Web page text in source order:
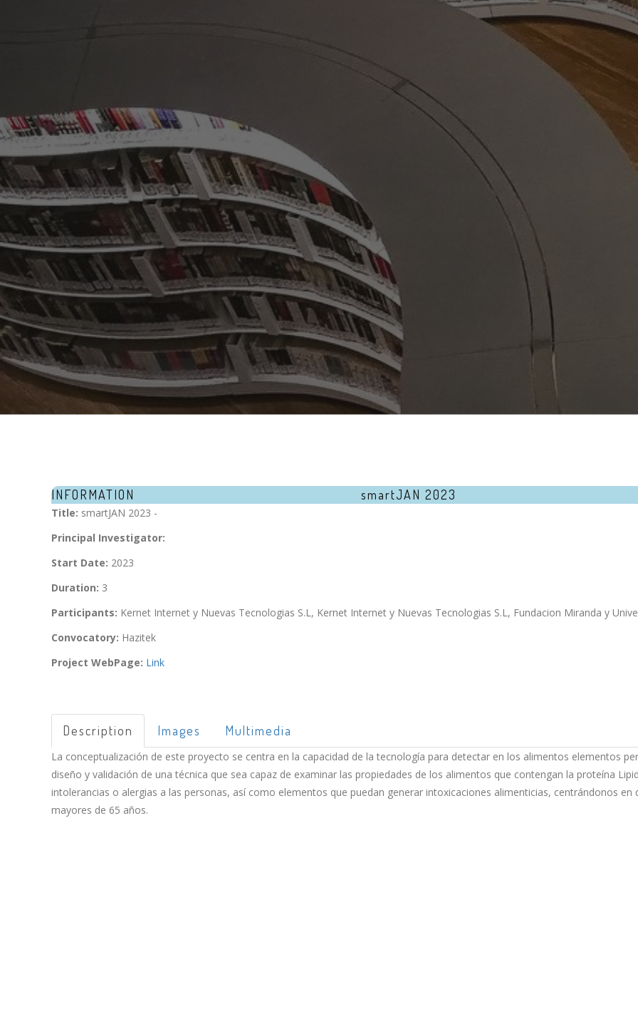
INFORMATION smartJAN 2023
Title: smartJAN 2023 -
Principal Investigator:
Start Date: 2023
Duration: 3
Participants: Kernet Internet y Nuevas Tecnologias S.L, Kernet Internet y Nuevas Tecnologias S.L, Fundacion Miranda y
Convocatory: Hazitek
Project WebPage: Link
Description Images Multimedia
La conceptualización de este proyecto se centra en la capacidad de la tecnología para detectar en los alimentos elementos
diseño y validación de una técnica que sea capaz de examinar las propiedades de los alimentos que contengan la proteína
intolerancias o alergias a las personas, así como elementos que puedan generar intoxicaciones alimenticias, centrándonos
mayores de 65 años.